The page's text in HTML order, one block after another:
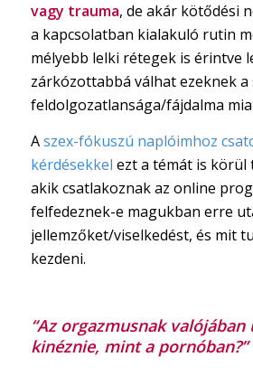
vagy trauma, de akár kötődési
a kapcsolatban kialakuló rutin
mélyebb lelki rétegek is érintve
zárkózottabbá válhat ezeknek a
feldolgozatlansága/fájdalma
Aszex-fókuszú naplóimhoz
kérdésekkel ezt a témát is körül
akik csatlakoznak az online
felfedeznek-e magukban erre
jellemzőket/viselkedést, és mit
kezdeni.
“Az orgazmusnak valójában
kinéznie, mint a pornóban?”